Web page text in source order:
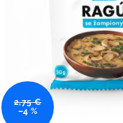
2,75 €
–4 %